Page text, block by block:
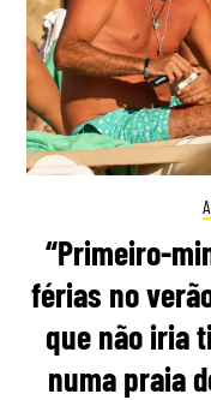
“Primeiro-
férias no
que não iria
numa praia